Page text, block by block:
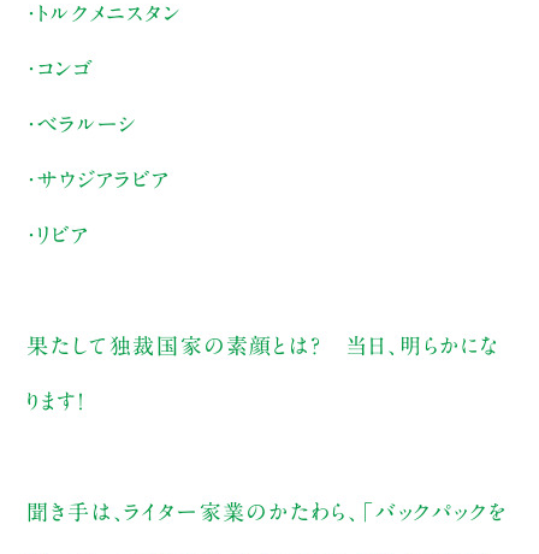
・トルクメニスタン
・コンゴ
・ベラルーシ
・サウジアラビア
・リビア
果たして独裁国家の素顔とは？ 当日、明らかにな
ります！
聞き手は、ライター家業のかたわら、「バックパックを